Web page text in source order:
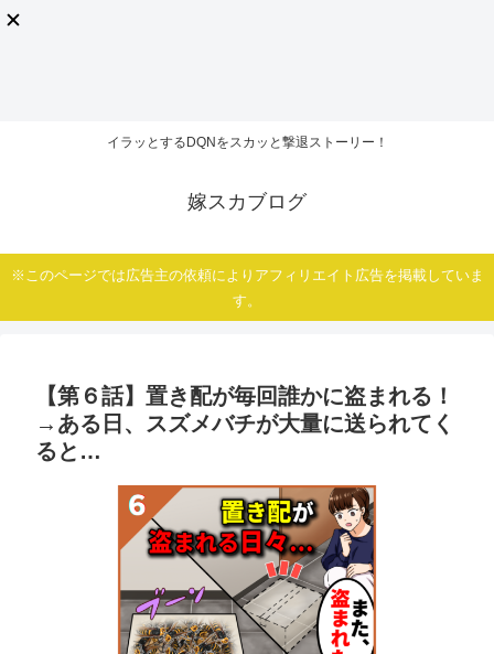
イラッとするDQNをスカッと撃退ストーリー！
嫁スカブログ
※このページでは広告主の依頼によりアフィリエイト広告を掲載していま
す。
【第６話】置き配が毎回誰かに盗まれる！
→ある日、スズメバチが大量に送られてく
ると…